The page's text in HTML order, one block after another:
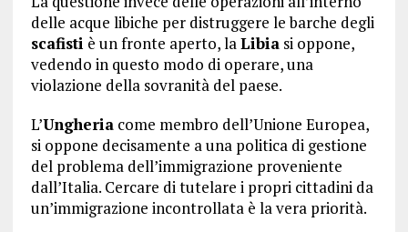
delle acque libiche per distruggere le barche degli
scafisti è un fronte aperto, laLibiasi oppone,
vedendo in questo modo di operare, una
violazione della sovranità del paese.
L’Ungheriacome membro dell’Unione Europea,
si oppone decisamente a una politica di gestione
del problema dell’immigrazione proveniente
dall’Italia. Cercare di tutelare i propri cittadini da
un’immigrazione incontrollata è la vera priorità.